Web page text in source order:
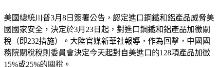
美國總統川普3月8日簽署公告，認定進口鋼鐵和鋁產品威脅美
國國家安全，決定於3月23日起，對進口鋼鐵和鋁產品加徵關
稅（即232措施）。大陸官媒新華社報導，作為回擊，中國國
務院關稅稅則委員會決定今天起對自美進口的128項產品加徵
15%或25%的關稅。